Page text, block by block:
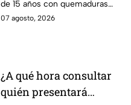
una pipa de gas en
Morelos
de 15 años con quemaduras
graves será trasladada a
07 agosto, 2026
¿A qué hora consultar
quién presentará